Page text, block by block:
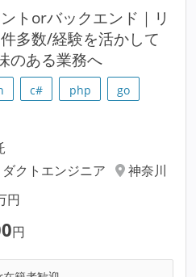
トorバックエンド｜リ
多数/経験を活かして
のある業務へ
c# php
go
クトエンジニア
神奈川
円
円